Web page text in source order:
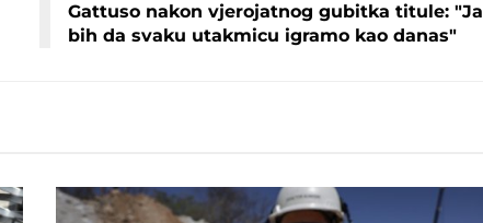
Gattuso nakon vjerojatnog gubitka titule: "Ja
bih da svaku utakmicu igramo kao danas"